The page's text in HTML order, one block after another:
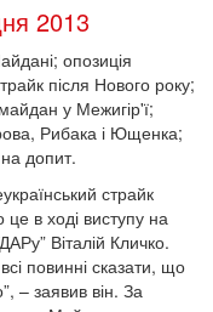
2013
опозиція
після Нового року;
у Межигір'ї;
Рибака і Ющенка;
допит.
страйк
це в ході виступу на
Віталій Кличко.
повинні сказати, що
– заявив він. За